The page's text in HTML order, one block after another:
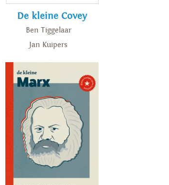
De kleine Covey
Ben Tiggelaar
Jan Kuipers